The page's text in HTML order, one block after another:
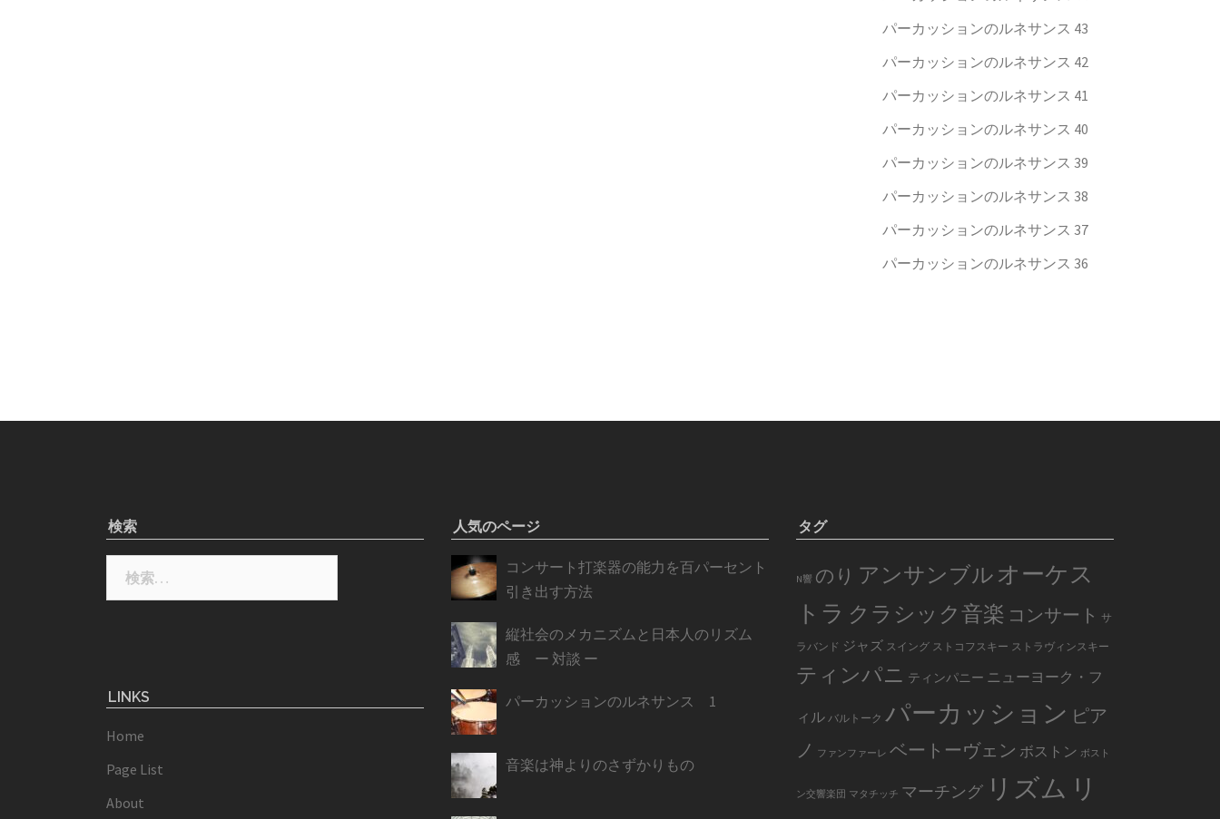
パーカッションのルネサンス 43
パーカッションのルネサンス 42
パーカッションのルネサンス 41
パーカッションのルネサンス 40
パーカッションのルネサンス 39
パーカッションのルネサンス 38
パーカッションのルネサンス 37
パーカッションのルネサンス 36
検索
LINKS
Home
Page List
About
人気のページ
コンサート打楽器の能力を百パーセント
引き出す方法
縦社会のメカニズムと日本人のリズム
感 ー 対談 ー
パーカッションのルネサンス 1
音楽は神よりのさずかりもの
タグ
N響 のり アンサンブルオーケス
トラ クラシック音楽 コンサート サ
ラバンド ジャズ スイング ストコフスキー ストラヴィンスキー
ティンパニ ティンパニー ニューヨーク・フ
ィル バルトーク パーカッション ピア
ノ
ファンファーレ ベートーヴェン ボストン ボスト
ン交響楽団 マタチッチ マーチング リズム リ